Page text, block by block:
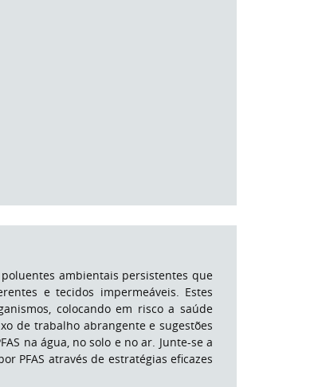
ambientais persistentes que
e tecidos impermeáveis. Estes
colocando em risco a saúde
de trabalho abrangente e sugestões
na água, no solo e no ar. Junte-se a
PFAS através de estratégias eficazes